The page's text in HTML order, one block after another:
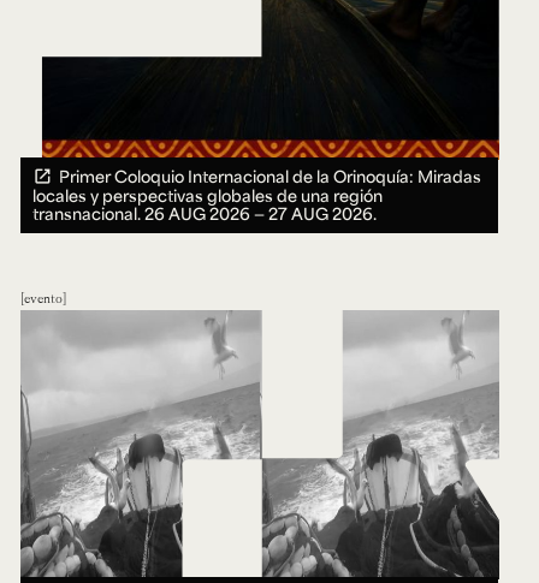
Primer Coloquio Internacional de la Orinoquía: Miradas
locales y perspectivas globales de una región
transnacional.26 AUG 2026 ― 27 AUG 2026.
evento